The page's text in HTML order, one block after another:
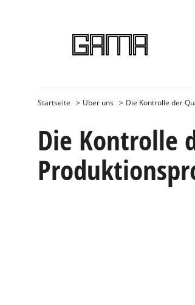
Startseite Über uns Die Kontrolle der
Die Kontrolle